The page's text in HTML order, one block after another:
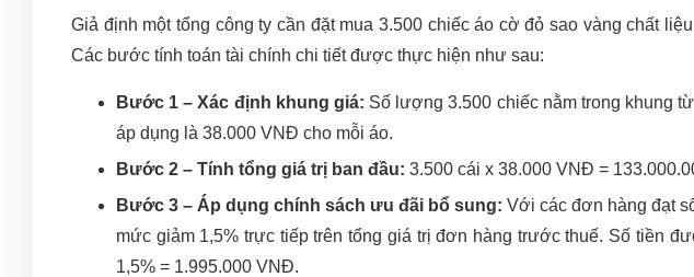
Giả định một tổng công ty cần đặt mua 3.500 chiếc áo cờ đỏ sao vàng chất
Các bước tính toán tài chính chi tiết được thực hiện như sau:
Bước 1 – Xác định khung giá: Số lượng 3.500 chiếc nằm trong khung
áp dụng là 38.000 VNĐ cho mỗi áo.
Bước 2 – Tính tổng giá trị ban đầu: 3.500 cái x 38.000 VNĐ =
Bước 3 – Áp dụng chính sách ưu đãi bổ sung: Với các đơn hàng đạt
mức giảm 1,5% trực tiếp trên tổng giá trị đơn hàng trước thuế. Số tiền
1,5% = 1.995.000 VNĐ.